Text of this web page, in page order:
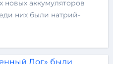
новых аккумуляторов
них были натрий-